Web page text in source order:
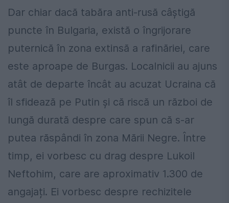
Dar chiar dacă tabăra anti-rusă câștigă
puncte în Bulgaria, există o îngrijorare
puternică în zona extinsă a rafinăriei, care
este aproape de Burgas. Localnicii au ajuns
atât de departe încât au acuzat Ucraina că
îl sfidează pe Putin și că riscă un război de
lungă durată despre care spun că s-ar
putea răspândi în zona Mării Negre. Între
timp, ei vorbesc cu drag despre Lukoil
Neftohim, care are aproximativ 1.300 de
angajați. Ei vorbesc despre rechizitele